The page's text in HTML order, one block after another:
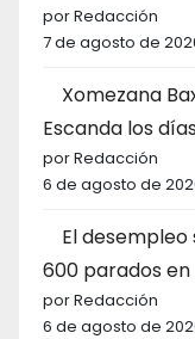
por Redacción
7 de agosto de
Xomezana
Escanda los
por Redacción
6 de agosto de
El
600 parados en
por Redacción
6 de agosto de